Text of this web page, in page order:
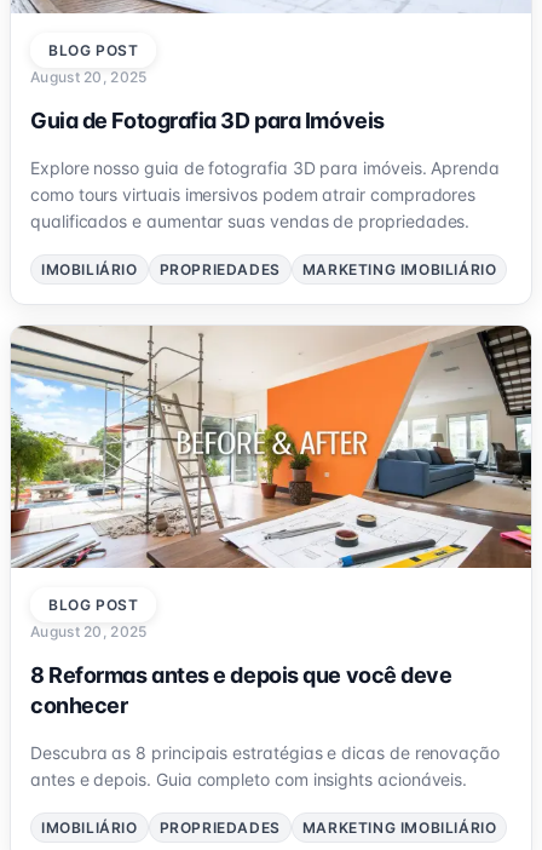
BLOG POST
August 20, 2025
Guia de Fotografia 3D para Imóveis
Explore nosso guia de fotografia 3D para imóveis. Aprenda
como tours virtuais imersivos podem atrair compradores
qualificados e aumentar suas vendas de propriedades.
IMOBILIÁRIO PROPRIEDADES MARKETING IMOBILIÁRIO
BLOG POST
August 20, 2025
8 Reformas antes e depois que você deve
conhecer
Descubra as 8 principais estratégias e dicas de renovação
antes e depois. Guia completo com insights acionáveis.
IMOBILIÁRIO PROPRIEDADES MARKETING IMOBILIÁRIO